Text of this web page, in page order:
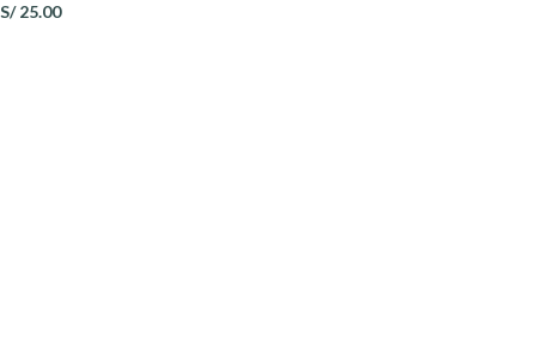
S/25.00